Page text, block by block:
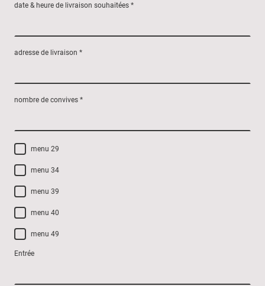
date & heure de livraison souhaitées *
adresse de livraison *
nombre de convives *
menu 29
menu 34
menu 39
menu 40
menu 49
Entrée